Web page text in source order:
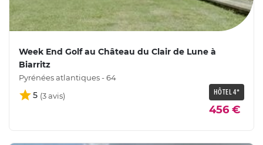
Week End Golf au Château du Clair de Lune à
Biarritz
Pyrénées atlantiques - 64
5 HÔTEL 4*
456 €